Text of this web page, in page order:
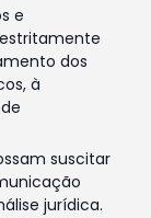
e
dos
à
suscitar
jurídica.